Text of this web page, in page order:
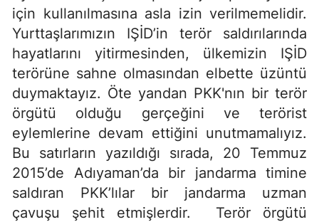
için kullanılmasına asla izin verilmemelidir.
Yurttaşlarımızın IŞİD’in terör saldırılarında
hayatlarını yitirmesinden, ülkemizin IŞİD
terörüne sahne olmasından elbette üzüntü
duymaktayız. Öte yandan PKK'nın bir terör
örgütü olduğu gerçeğini ve terörist
eylemlerine devam ettiğini unutmamalıyız.
Bu satırların yazıldığı sırada, 20 Temmuz
2015’de Adıyaman’da bir jandarma timine
saldıran PKK’lılar bir jandarma uzman
çavuşu şehit etmişlerdir. Terör örgütü